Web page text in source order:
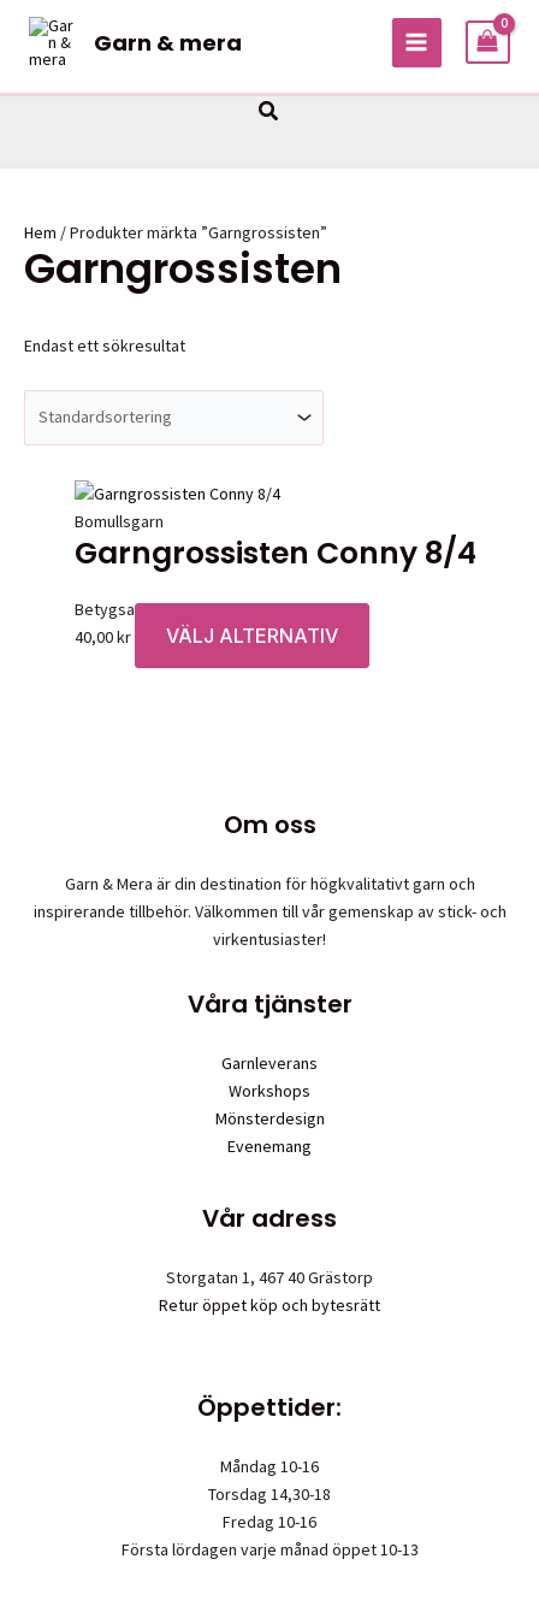
Hoppa
innehåll
Garn & mera
MAIN
Sök
Hem / Produkter märkta ”Garngrossisten”
Garngrossisten
Endast ett sökresultat
Bomullsgarn
Garngrossisten Conny 8/4
Betygsatt0av 5
40,00kr VÄLJ ALTERNATIV
här
kan
väljas
Om oss
Garn & Mera är din destination för högkvalitativt garn och
inspirerande tillbehör. Välkommen till vår gemenskap av stick- och
virkentusiaster!
Våra tjänster
Garnleverans
Workshops
Mönsterdesign
Evenemang
Vår adress
Storgatan 1, 467 40 Grästorp
Retur öppet köp och bytesrätt
Öppettider:
Måndag 10-16
Torsdag 14,30-18
Fredag 10-16
Första lördagen varje månad öppet 10-13